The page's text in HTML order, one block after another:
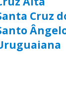
Cruz